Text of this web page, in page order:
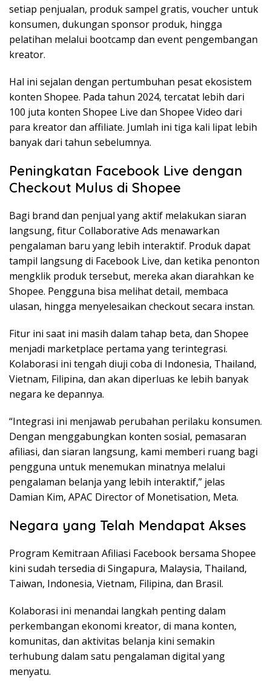
setiap penjualan, produk sampel gratis, voucher untuk
konsumen, dukungan sponsor produk, hingga
pelatihan melalui bootcamp dan event pengembangan
kreator.
Hal ini sejalan dengan pertumbuhan pesat ekosistem
konten Shopee. Pada tahun 2024, tercatat lebih dari
100 juta konten Shopee Live dan Shopee Video dari
para kreator dan affiliate. Jumlah ini tiga kali lipat lebih
banyak dari tahun sebelumnya.
Peningkatan Facebook Live dengan
Checkout Mulus di Shopee
Bagi brand dan penjual yang aktif melakukan siaran
langsung, fitur Collaborative Ads menawarkan
pengalaman baru yang lebih interaktif. Produk dapat
tampil langsung di Facebook Live, dan ketika penonton
mengklik produk tersebut, mereka akan diarahkan ke
Shopee. Pengguna bisa melihat detail, membaca
ulasan, hingga menyelesaikan checkout secara instan.
Fitur ini saat ini masih dalam tahap beta, dan Shopee
menjadi marketplace pertama yang terintegrasi.
Kolaborasi ini tengah diuji coba di Indonesia, Thailand,
Vietnam, Filipina, dan akan diperluas ke lebih banyak
negara ke depannya.
“Integrasi ini menjawab perubahan perilaku konsumen.
Dengan menggabungkan konten sosial, pemasaran
afiliasi, dan siaran langsung, kami memberi ruang bagi
pengguna untuk menemukan minatnya melalui
pengalaman belanja yang lebih interaktif,” jelas
Damian Kim, APAC Director of Monetisation, Meta.
Negara yang Telah Mendapat Akses
Program Kemitraan Afiliasi Facebook bersama Shopee
kini sudah tersedia di Singapura, Malaysia, Thailand,
Taiwan, Indonesia, Vietnam, Filipina, dan Brasil.
Kolaborasi ini menandai langkah penting dalam
perkembangan ekonomi kreator, di mana konten,
komunitas, dan aktivitas belanja kini semakin
terhubung dalam satu pengalaman digital yang
menyatu.